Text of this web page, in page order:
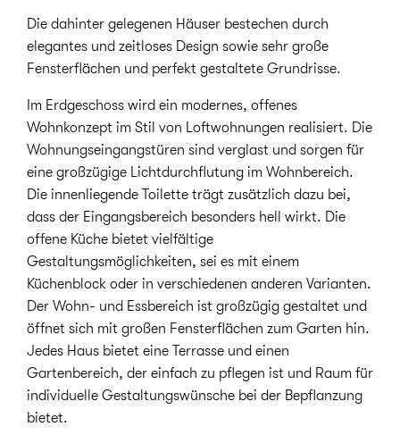
Die dahinter gelegenen Häuser bestechen durch
elegantes und zeitloses Design sowie sehr große
Fensterflächen und perfekt gestaltete Grundrisse.
Im Erdgeschoss wird ein modernes, offenes
Wohnkonzept im Stil von Loftwohnungen realisiert. Die
Wohnungseingangstüren sind verglast und sorgen für
eine großzügige Lichtdurchflutung im Wohnbereich.
Die innenliegende Toilette trägt zusätzlich dazu bei,
dass der Eingangsbereich besonders hell wirkt. Die
offene Küche bietet vielfältige
Gestaltungsmöglichkeiten, sei es mit einem
Küchenblock oder in verschiedenen anderen Varianten.
Der Wohn- und Essbereich ist großzügig gestaltet und
öffnet sich mit großen Fensterflächen zum Garten hin.
Jedes Haus bietet eine Terrasse und einen
Gartenbereich, der einfach zu pflegen ist und Raum für
individuelle Gestaltungswünsche bei der Bepflanzung
bietet.